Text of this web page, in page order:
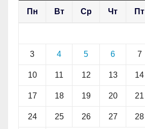
Пн Вт Ср Чт Пт
3 4 5 6 7
10 11 12 13 14
17 18 19 20 21
24 25 26 27 28